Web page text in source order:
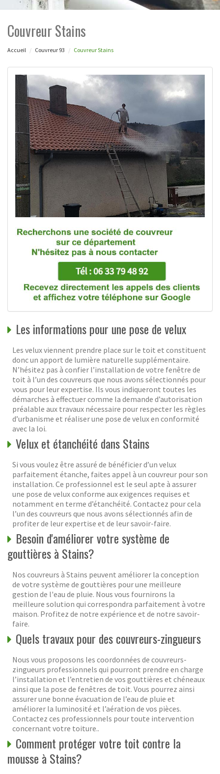
Couvreur Stains
Accueil Couvreur 93 Couvreur Stains
Les informations pour une pose de velux
Les velux viennent prendre place sur le toit et constituent
donc un apport de lumière naturelle supplémentaire.
N’hésitez pas à confier l’installation de votre fenêtre de
toit à l’un des couvreurs que nous avons sélectionnés pour
vous pour leur expertise. Ils vous indiqueront toutes les
démarches à effectuer comme la demande d’autorisation
préalable aux travaux nécessaire pour respecter les règles
d’urbanisme et réaliser une pose de velux en conformité
avec la loi.
Velux et étanchéité dans Stains
Si vous voulez être assuré de bénéficier d’un velux
parfaitement étanche, faites appel à un couvreur pour son
installation. Ce professionnel est le seul apte à assurer
une pose de velux conforme aux exigences requises et
notamment en terme d’étanchéité. Contactez pour cela
l’un des couvreurs que nous avons sélectionnés afin de
profiter de leur expertise et de leur savoir-faire.
Besoin d'améliorer votre système de
gouttières à Stains?
Nos couvreurs à Stains peuvent améliorer la conception
de votre système de gouttières pour une meilleure
gestion de l'eau de pluie. Nous vous fournirons la
meilleure solution qui correspondra parfaitement à votre
maison. Profitez de notre expérience et de notre savoir-
faire.
Quels travaux pour des couvreurs-zingueurs
Nous vous proposons les coordonnées de couvreurs-
zingueurs professionnels qui pourront prendre en charge
l’installation et l’entretien de vos gouttières et chéneaux
ainsi que la pose de fenêtres de toit. Vous pourrez ainsi
assurer une bonne évacuation de l’eau de pluie et
améliorer la luminosité et l’aération de vos pièces.
Contactez ces professionnels pour toute intervention
concernant votre toiture..
Comment protéger votre toit contre la
mousse à Stains?